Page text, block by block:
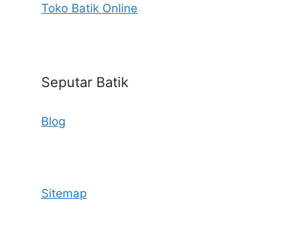
Toko Batik Online
Seputar Batik
Blog
Sitemap